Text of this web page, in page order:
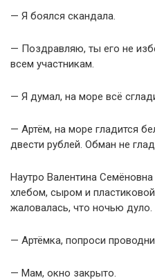
— Я боялся скандала.
— Поздравляю, ты его не
всем участникам.
— Я думал, на море всё
— Артём, на море гладится
двести рублей. Обман не
Наутро Валентина
хлебом, сыром и
жаловалась, что ночью дуло.
— Артёмка, попроси
— Мам, окно закрыто.